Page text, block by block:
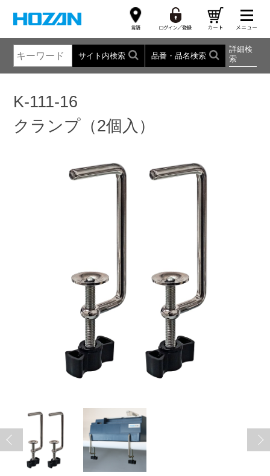
サイト内検索 品番・品名検索
詳細検
索
K-111-16
クランプ（2個入）